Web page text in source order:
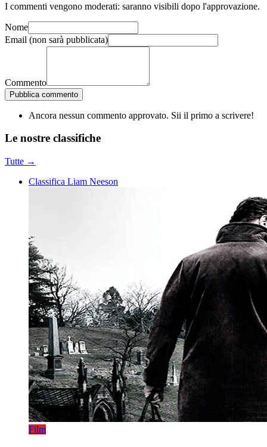
I commenti vengono moderati: saranno visibili dopo l'approvazione.
Nome
Email (non sarà pubblicata)
Commento
Pubblica commento
Ancora nessun commento approvato. Sii il primo a scrivere!
Le nostre classifiche
Tutte →
Classifica Liam Neeson
Film